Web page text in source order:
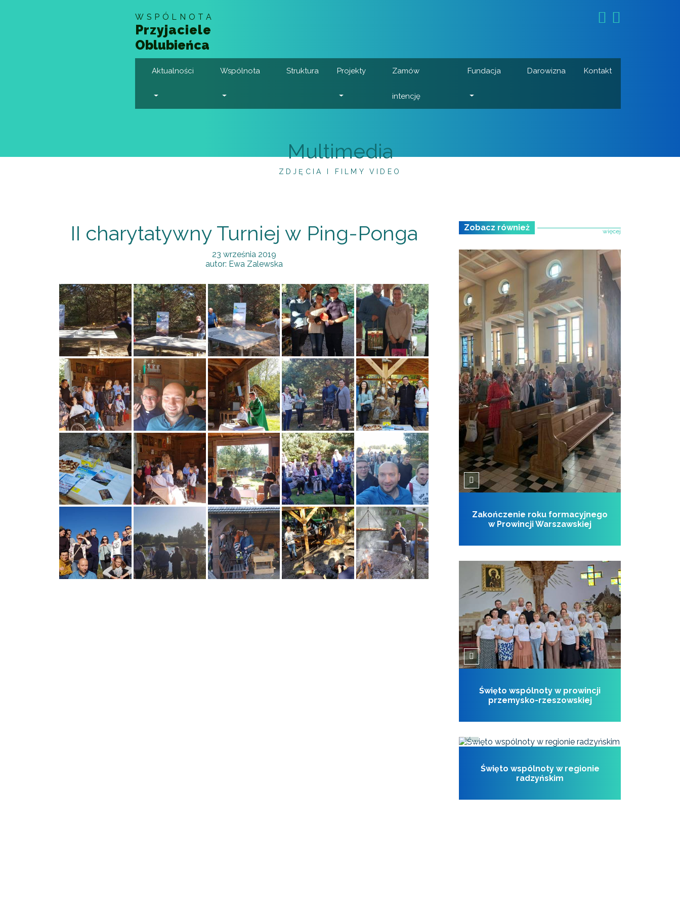
WSPÓLNOTA
Przyjaciele
Oblubieńca
Aktualności Wspólnota Struktura Projekty Zamów
intencję
Fundacja Darowizna Kontakt
Multimedia
ZDJĘCIA I FILMY VIDEO
II charytatywny Turniej w Ping-Ponga
23 września 2019
autor: Ewa Zalewska
Zobacz również
Zakończenie roku formacyjnego
w Prowincji Warszawskiej
24 czerwca 2026
Święto wspólnoty w prowincji
przemysko-rzeszowskiej
Święto wspólnoty w regionie
radzyńskim